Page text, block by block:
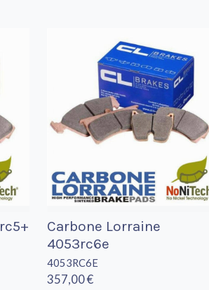
Carbone Lorraine
4053rc6e
4053RC6E
357,00 €